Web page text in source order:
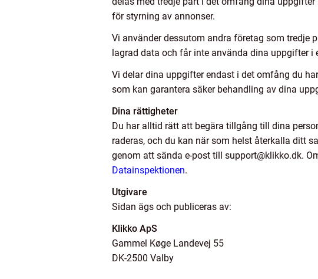
för styrning av annonser.
Vi använder dessutom andra företag som tredje
lagrad data och får inte använda dina uppgifter i
Vi delar dina uppgifter endast i det omfång du
som kan garantera säker behandling av dina
Dina rättigheter
Du har alltid rätt att begära tillgång till dina
raderas, och du kan när som helst återkalla ditt
genom att sända e-post till support@klikko.dk.
Datainspektionen.
Utgivare
Sidan ägs och publiceras av:
Klikko ApS
Gammel Køge Landevej 55
DK-2500 Valby